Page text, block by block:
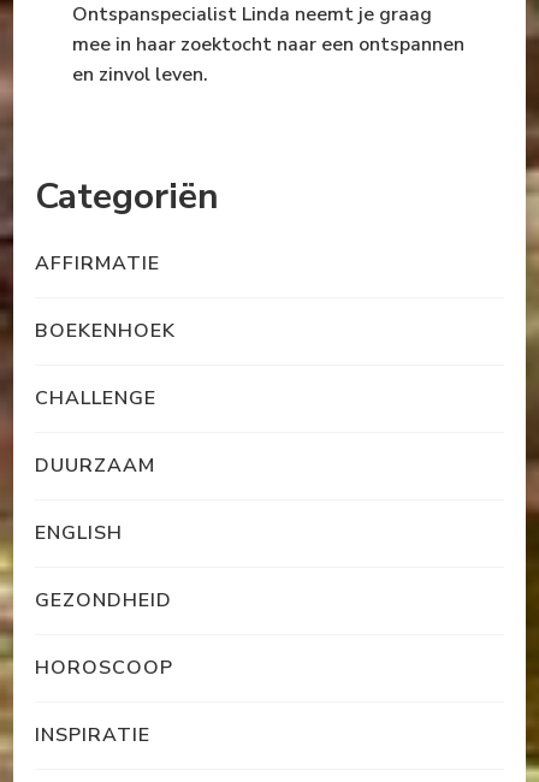
Ontspanspecialist Linda neemt je graag
mee in haar zoektocht naar een ontspannen
en zinvol leven.
Categoriën
AFFIRMATIE
BOEKENHOEK
CHALLENGE
DUURZAAM
ENGLISH
GEZONDHEID
HOROSCOOP
INSPIRATIE